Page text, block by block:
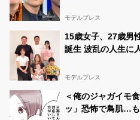
モデルプレス
15歳女子、27歳男
誕生 波乱の人生に
モデルプレス
＜俺のジャガイモ
ッ」恐怖で鳥肌…